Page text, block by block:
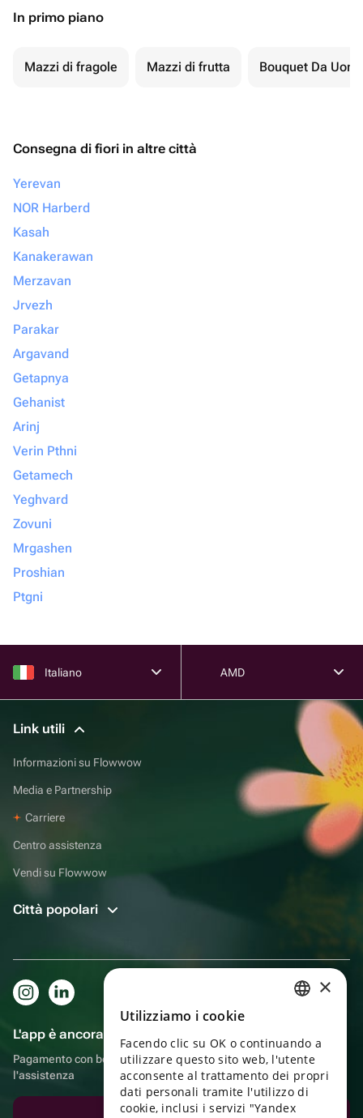
In primo piano
Mazzi di fragole Mazzi di frutta Bouquet Da
Consegna di fiori in altre città
Yerevan
NOR Harberd
Kasah
Kanakerawan
Merzavan
Jrvezh
Parakar
Argavand
Getapnya
Gehanist
Arinj
Verin Pthni
Getamech
Yeghvard
Zovuni
Mrgashen
Proshian
Ptgni
Italiano AMD
Link utili
Informazioni su Flowwow
Media e Partnership
Carriere
Centro assistenza
Vendi su Flowwow
Città popolari
L'app è ancora più comoda!
Pagamento con bonus, autoconsegna, comoda chat con
l'assistenza
ENGLISH
UKRAINIAN
PORTUGUESE
×
Utilizziamo i cookie
Facendo clic su OK o continuando a
utilizzare questo sito web, l'utente
acconsente al trattamento dei propri
dati personali tramite l'utilizzo di
cookie, inclusi i servizi "Yandex